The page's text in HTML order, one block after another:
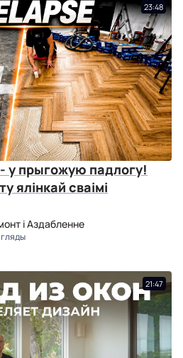
23:48
у прыгожую падлогу!
ялінкай сваімі
і Аздабленне
21:47